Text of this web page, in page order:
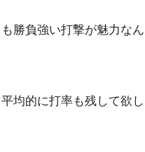
勝負強い打撃が魅力なん
均的に打率も残して欲